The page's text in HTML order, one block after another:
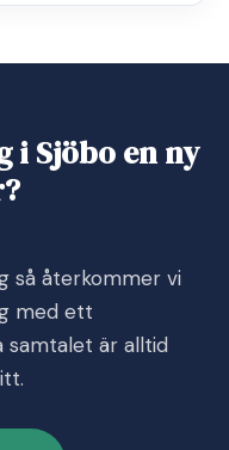
i Sjöbo en ny
så återkommer vi
med ett
samtalet är alltid